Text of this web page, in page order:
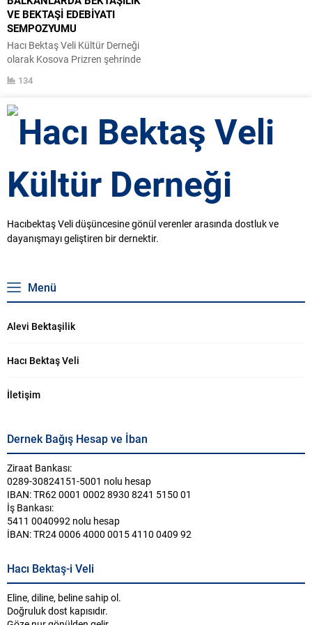
araştırmacılar bildirileri ile
katılımcıları aydınlatmışlardır
Türkiye, Makedonya, Arnavutluk,
Bulgaristan ve Kosova’dan 25
akademisyen ve araştırmacının...
VE BEKTAŞİ EDEBİYATI
SEMPOZYUMU
Hacı Bektaş Veli Kültür Derneği
olarak Kosova Prizren şehrinde
Araştırmaları Merkezi) kurumu ile
BEKTAŞİLİK VE BEKTAŞİ
EDEBİYATI konulu sempozyumu
düzenliyoruz. Hacı Bekaş Veli
2015 tarihleri arasında dernek
temsilcileri ve bildiri sunacak
akademisyenlerle birlikte Kosova-
kültürel bir...
134
Hacıbektaş Veli düşüncesine gönül verenler arasında dostluk ve
dayanışmayı geliştiren bir dernektir.
Menü
Alevi Bektaşilik
Hacı Bektaş Veli
İletişim
Dernek Bağış Hesap ve İban
Ziraat Bankası:
0289-30824151-5001 nolu hesap
IBAN: TR62 0001 0002 8930 8241 5150 01
İş Bankası:
5411 0040992 nolu hesap
İBAN: TR24 0006 4000 0015 4110 0409 92
Hacı Bektaş-i Veli
Eline, diline, beline sahip ol.
Doğruluk dost kapısıdır.